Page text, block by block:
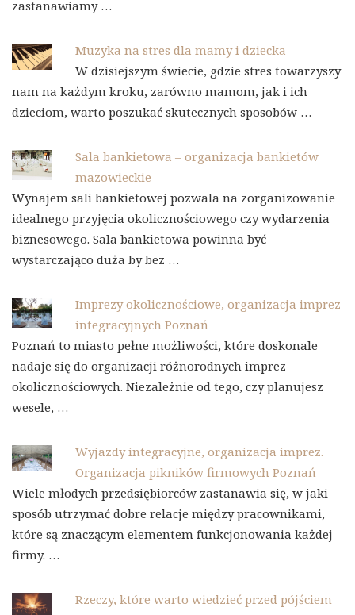
zastanawiamy …
Muzyka na stres dla mamy i dziecka
W dzisiejszym świecie, gdzie stres towarzyszy
nam na każdym kroku, zarówno mamom, jak i ich
dzieciom, warto poszukać skutecznych sposobów …
Sala bankietowa – organizacja bankietów
mazowieckie
Wynajem sali bankietowej pozwala na zorganizowanie
idealnego przyjęcia okolicznościowego czy wydarzenia
biznesowego. Sala bankietowa powinna być
wystarczająco duża by bez …
Imprezy okolicznościowe, organizacja imprez
integracyjnych Poznań
Poznań to miasto pełne możliwości, które doskonale
nadaje się do organizacji różnorodnych imprez
okolicznościowych. Niezależnie od tego, czy planujesz
wesele, …
Wyjazdy integracyjne, organizacja imprez.
Organizacja pikników firmowych Poznań
Wiele młodych przedsiębiorców zastanawia się, w jaki
sposób utrzymać dobre relacje między pracownikami,
które są znaczącym elementem funkcjonowania każdej
firmy. …
Rzeczy, które warto wiedzieć przed pójściem